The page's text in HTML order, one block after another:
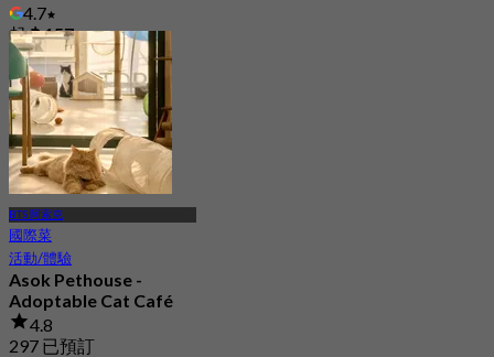
4.7
起฿ 157
BTS 阿索克
國際菜
活動/體驗
Asok Pethouse -
Adoptable Cat Café
4.8
297 已預訂